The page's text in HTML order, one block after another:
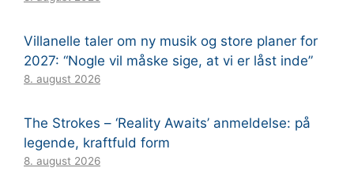
Villanelle taler om ny musik og store planer for
2027: “Nogle vil måske sige, at vi er låst inde”
8. august 2026
The Strokes – ‘Reality Awaits’ anmeldelse: på
legende, kraftfuld form
8. august 2026